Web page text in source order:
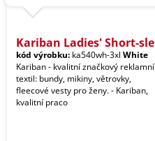
Kariban Ladies' Short-sle
kód výrobku: ka540wh-3xl White
Kariban - kvalitní značkový reklamní
textil: bundy, mikiny, větrovky,
fleecové vesty pro ženy. - Kariban,
kvalitní praco